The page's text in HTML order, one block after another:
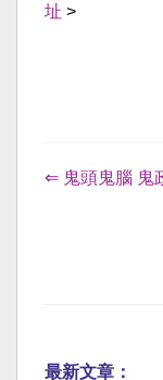
址 >
⇐ 鬼頭鬼腦 鬼
最新文章：